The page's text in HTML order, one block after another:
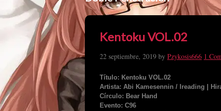
Kentoku VOL.02
22 septiembre, 2019 by Pzykosis666 1
Título: Kentoku VOL.02
Artista: Abi Kamesennin / Ireading |
Círculo: Bear Hand
Evento: C96